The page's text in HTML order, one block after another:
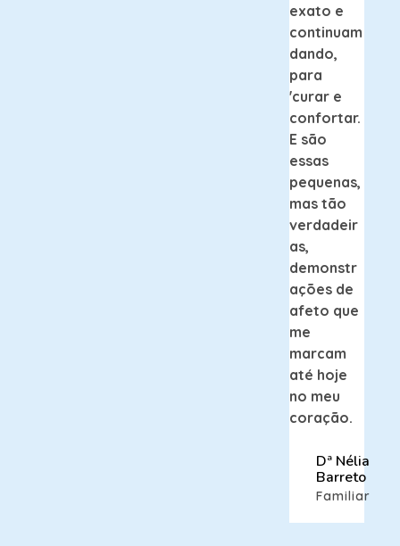
exato e
continuam
dando,
para
'curar e
confortar.
E são
essas
pequenas,
mas tão
verdadeir
as,
demonstr
ações de
afeto que
me
marcam
até hoje
no meu
coração.
Dª Nélia
Barreto
Familiar